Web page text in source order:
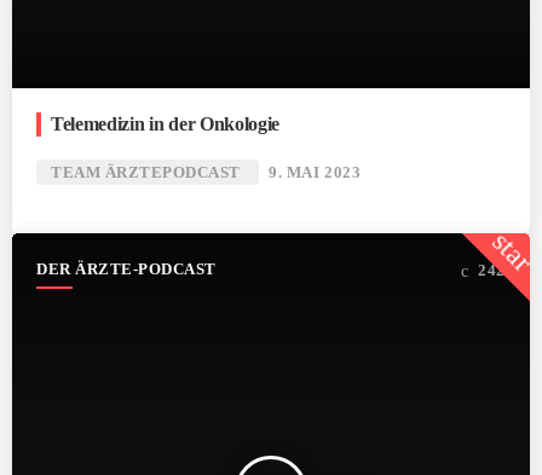
Telemedizin in der Onkologie
TEAM ÄRZTEPODCAST 9. MAI 2023
DER ÄRZTE-PODCAST 242
star